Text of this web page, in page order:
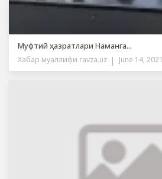
Муфтий ҳазратлари Наманга...
Хабар муаллифи ravza.uz June 14, 2021